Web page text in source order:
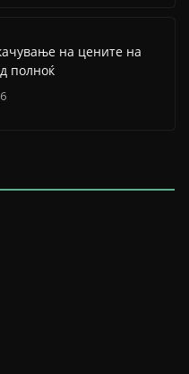
на цените на
полноќ